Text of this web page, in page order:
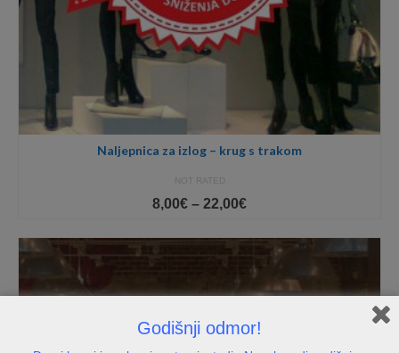
Naljepnica za izlog – krug s trakom
NOT RATED
8,00€ – 22,00€Price
8,00€
through
Godišnji odmor!